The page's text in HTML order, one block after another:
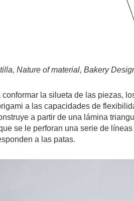
Nature of material, Bakery
conformar la silueta de las piezas,
a las capacidades de
a partir de una lámina
se le perforan una serie de
a las patas.